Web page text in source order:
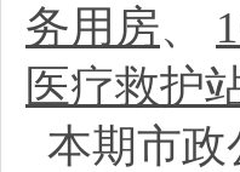
务用房、
医疗救护
本期市政